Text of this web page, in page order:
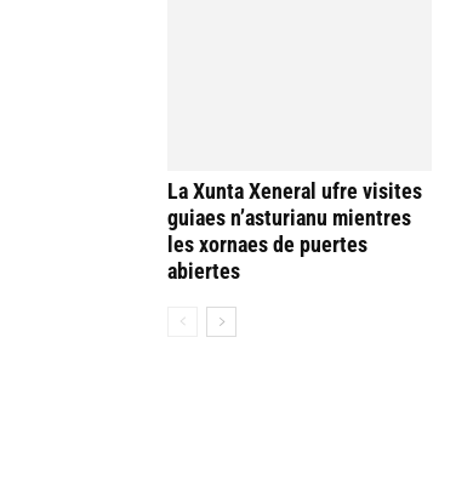
La Xunta Xeneral ufre visites
guiaes n’asturianu mientres
les xornaes de puertes
abiertes